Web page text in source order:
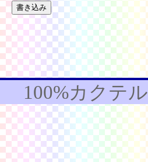
100%カクテル